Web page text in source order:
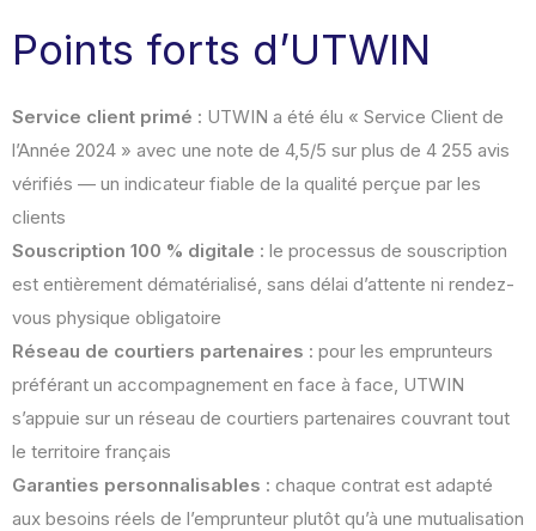
Points forts d’UTWIN
Service client primé : UTWIN a été élu « Service Client de
l’Année 2024 » avec une note de 4,5/5 sur plus de 4 255 avis
vérifiés — un indicateur fiable de la qualité perçue par les
clients
Souscription 100 % digitale : le processus de souscription
est entièrement dématérialisé, sans délai d’attente ni rendez-
vous physique obligatoire
Réseau de courtiers partenaires : pour les emprunteurs
préférant un accompagnement en face à face, UTWIN
s’appuie sur un réseau de courtiers partenaires couvrant tout
le territoire français
Garanties personnalisables : chaque contrat est adapté
aux besoins réels de l’emprunteur plutôt qu’à une mutualisation